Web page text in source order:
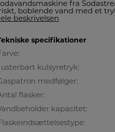
fra
boblende vand med et
beskrivelsen
specifikationer
kulsyretryk:
medfølger:
flasker:
kapacitet: